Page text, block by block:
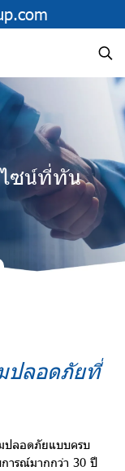
ไซน์ที่ทัน
มปลอดภัยที่
ปลอดภัยแบบครบ
ารณ์มากกว่า 30 ปี